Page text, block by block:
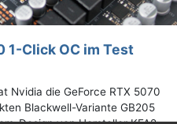
1-Click OC im Test
Nvidia die GeForce RTX 5070
Blackwell-Variante GB205